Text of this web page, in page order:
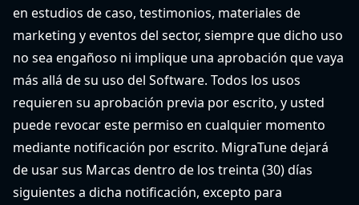
en estudios de caso, testimonios, materiales de
marketing y eventos del sector, siempre que dicho uso
no sea engañoso ni implique una aprobación que vaya
más allá de su uso del Software. Todos los usos
requieren su aprobación previa por escrito, y usted
puede revocar este permiso en cualquier momento
mediante notificación por escrito. MigraTune dejará
de usar sus Marcas dentro de los treinta (30) días
siguientes a dicha notificación, excepto para